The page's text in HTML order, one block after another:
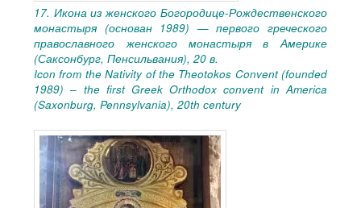
17. Икона из женского Богородице-Рождественского
монастыря (основан 1989) — первого греческого
православного женского монастыря в Америке
(Саксонбург, Пенсильвания), 20 в.
Icon from the Nativity of the Theotokos Convent (founded
1989) – the first Greek Orthodox convent in America
(Saxonburg, Pennsylvania), 20th сentury